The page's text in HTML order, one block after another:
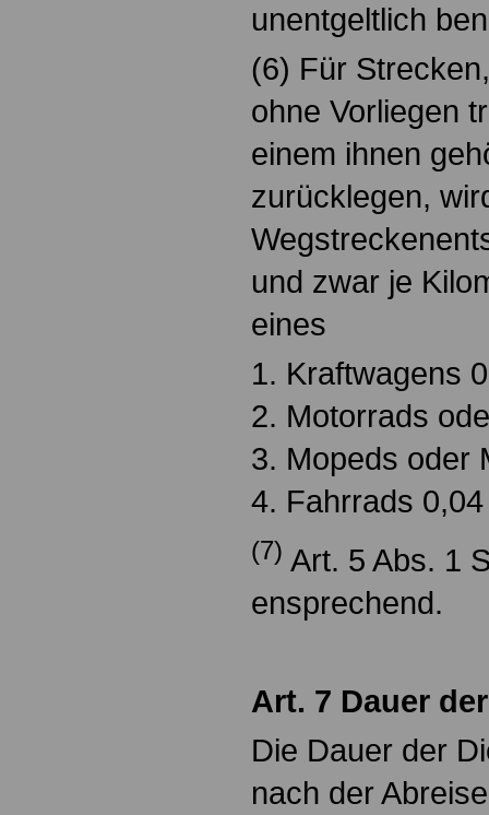
unentgeltlich
(6) Für
ohne Vorliegen
einem ihnen
zurücklegen,
und zwar je
eines
1. Kraftwagens
2. Motorrads
3. Mopeds oder
4. Fahrrads
(7) Art. 5 Abs. 1
ensprechend.
Art. 7 Dauer
Die Dauer der
nach der